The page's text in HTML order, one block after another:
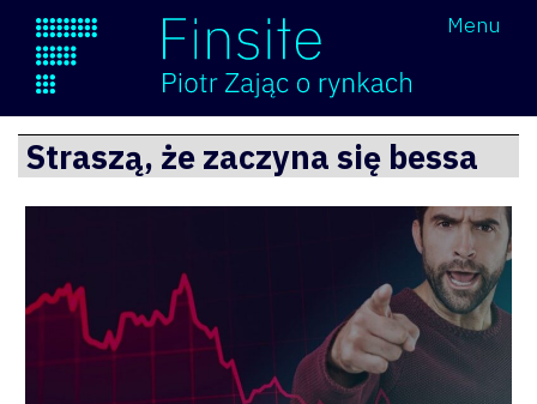
Menu
Przejdź
do
Straszą, że zaczyna się bessa